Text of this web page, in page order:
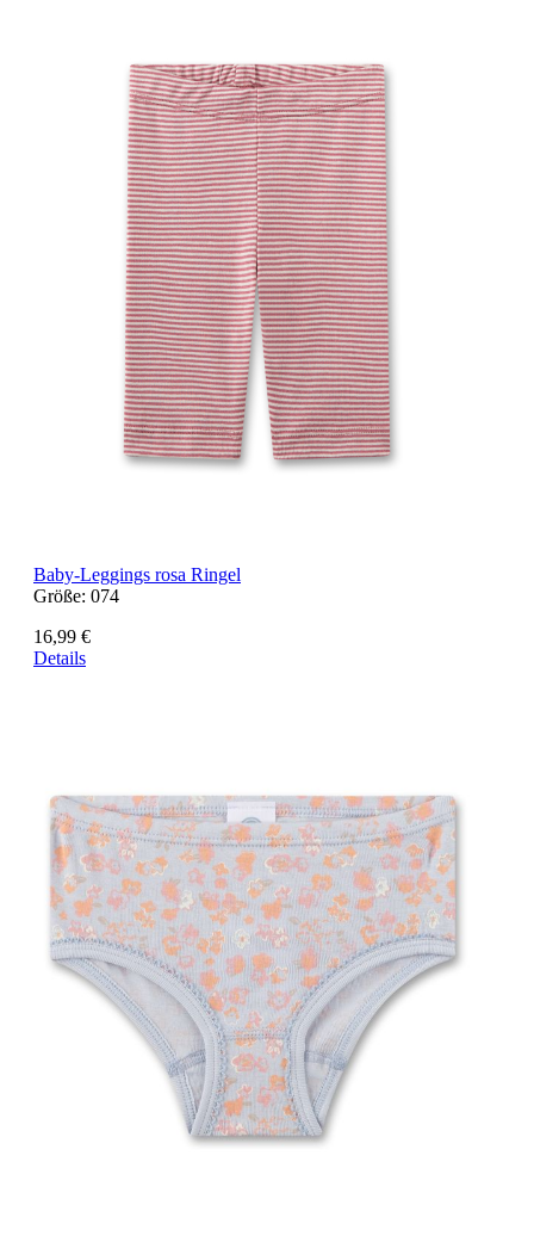
Baby-Leggings rosa Ringel
Größe: 074
16,99 €
Details